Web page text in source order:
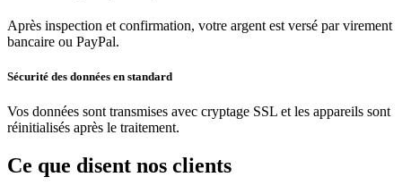
Après inspection et confirmation, votre argent est versé par virement
bancaire ou PayPal.
Sécurité des données en standard
Vos données sont transmises avec cryptage SSL et les appareils sont
réinitialisés après le traitement.
Ce que disent nos clients